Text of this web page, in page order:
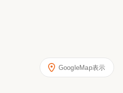
GoogleMap表示